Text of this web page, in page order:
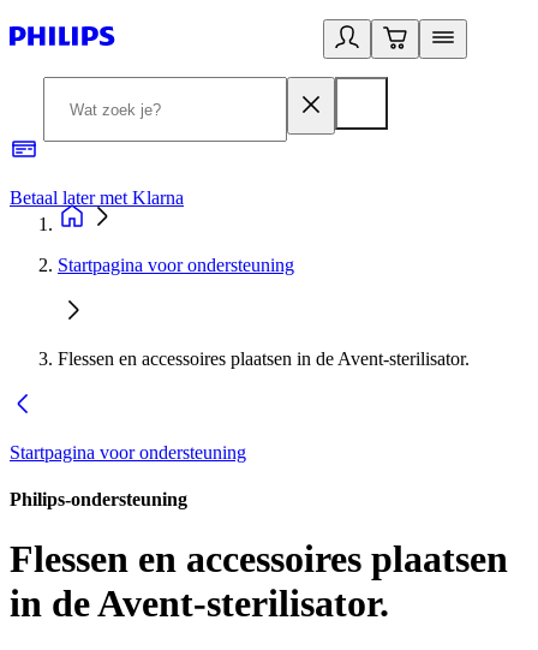
Betaal later met Klarna
Startpagina voor ondersteuning
Flessen en accessoires plaatsen in de Avent-sterilisator.
Startpagina voor ondersteuning
Philips-ondersteuning
Flessen en accessoires plaatsen
in de Avent-sterilisator.